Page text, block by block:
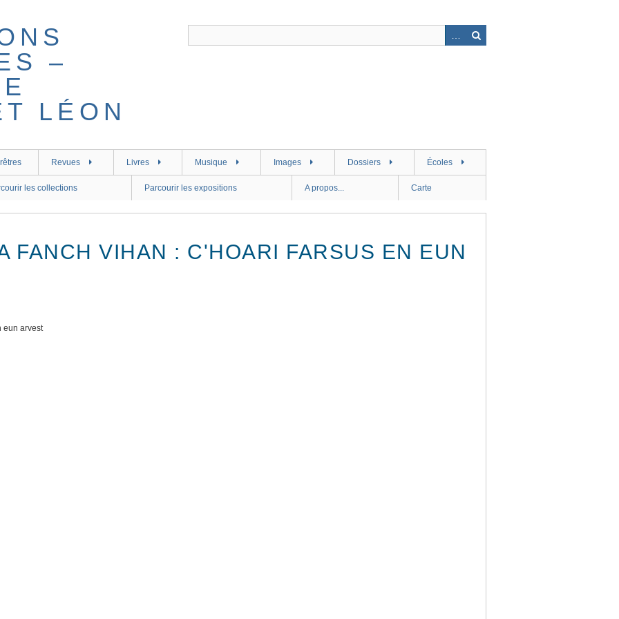
Revues Livres Musique Images Dossiers Écoles
les collections Parcourir les expositions A propos... Carte
FANCH VIHAN : C'HOARI FARSUS EN EUN
eun arvest